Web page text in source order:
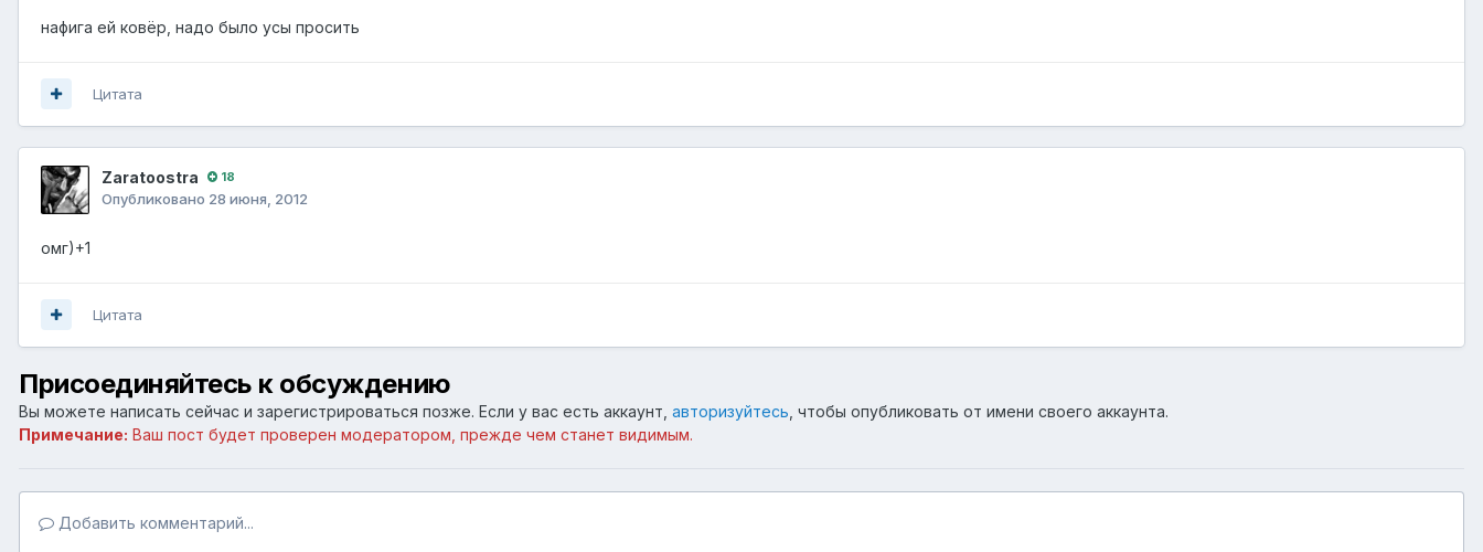
нафига ей ковёр, надо было усы просить
Цитата
Zaratoostra 18
Опубликовано 28 июня, 2012
омг)+1
Цитата
Присоединяйтесь к обсуждению
Вы можете написать сейчас и зарегистрироваться позже. Если у вас есть аккаунт, авторизуйтесь , чтобы опубликовать от имени своего аккаунта.
Примечание: Ваш пост будет проверен модератором, прежде чем станет видимым.
Добавить комментарий...